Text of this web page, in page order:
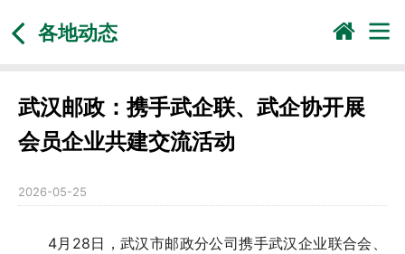
各地动态
武汉邮政：携手武企联、武企协开展
会员企业共建交流活动
2026-05-25
4月28日，武汉市邮政分公司携手武汉企业联合会、